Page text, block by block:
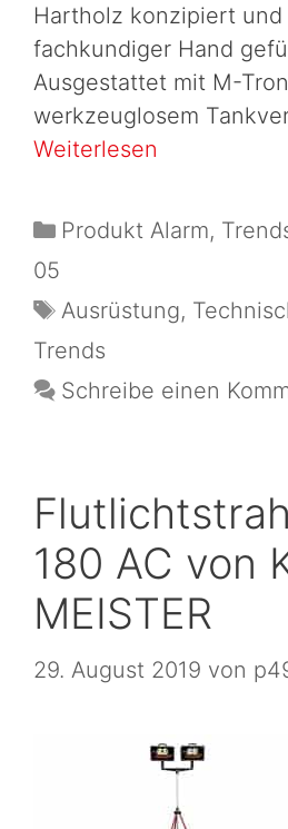
Hartholz konzipiert und
fachkundiger Hand
Ausgestattet mit M-
werkzeuglosem
Weiterlesen
Produkt Alarm,
05
Ausrüstung,
Trends
Schreibe einen
180 AC von
MEISTER
29. August 2019 von